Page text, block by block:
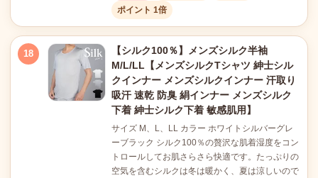
ポイント 1倍
18
【シルク100％】メンズシルク半袖
M/L/LL【メンズシルクTシャツ 紳士シル
クインナー メンズシルクインナー 汗取り
吸汗 速乾 防臭 絹インナー メンズシルク
下着 紳士シルク下着 敏感肌用】
サイズ M、L、LL カラー ホワイトシルバーグレ
ーブラック シルク100％の贅沢な肌着湿度をコン
トロールしてお肌さらさら快適です。たっぷりの
空気を含むシルクは冬は暖かく、夏は涼しいので